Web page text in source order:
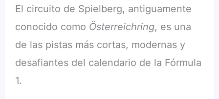
El circuito de Spielberg, antiguamente
conocido como Österreichring, es una
de las pistas más cortas, modernas y
desafiantes del calendario de la Fórmula
1.